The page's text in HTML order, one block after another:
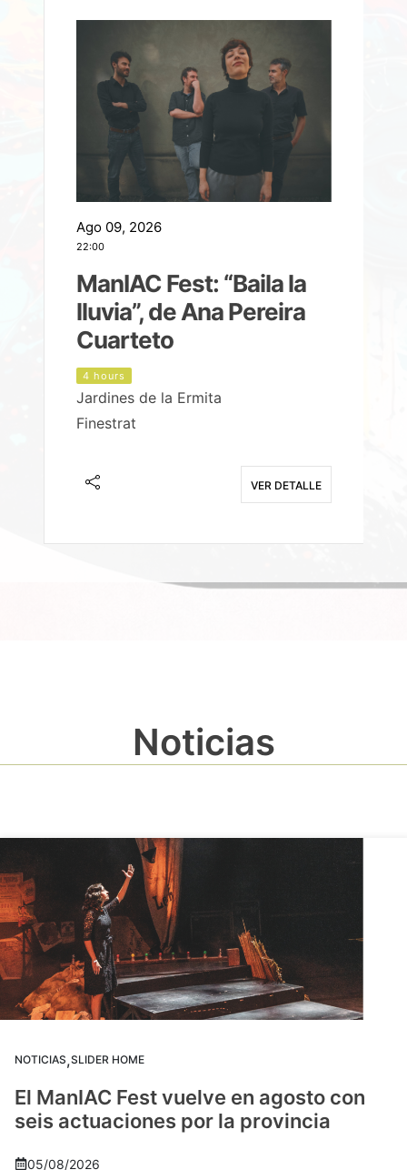
Ago 09, 2026
22:00
ManIAC Fest: “Baila la
lluvia”, de Ana Pereira
Cuarteto
4 hours
Jardines de la Ermita
Finestrat
VER DETALLE
Noticias
NOTICIAS,SLIDER HOME
El ManIAC Fest vuelve en agosto con
seis actuaciones por la provincia
05/08/2026